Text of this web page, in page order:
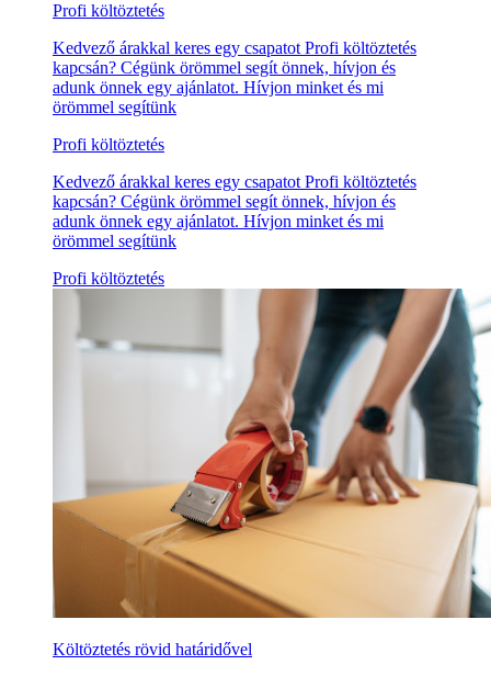
Profi költöztetés
Kedvező árakkal keres egy csapatot Profi költöztetés
kapcsán? Cégünk örömmel segít önnek, hívjon és
adunk önnek egy ajánlatot. Hívjon minket és mi
örömmel segítünk
Profi költöztetés
Kedvező árakkal keres egy csapatot Profi költöztetés
kapcsán? Cégünk örömmel segít önnek, hívjon és
adunk önnek egy ajánlatot. Hívjon minket és mi
örömmel segítünk
Profi költöztetés
Költöztetés rövid határidővel